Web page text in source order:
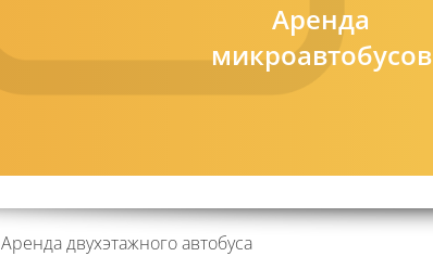
Аренда
микроавтобусов
Аренда двухэтажного автобуса